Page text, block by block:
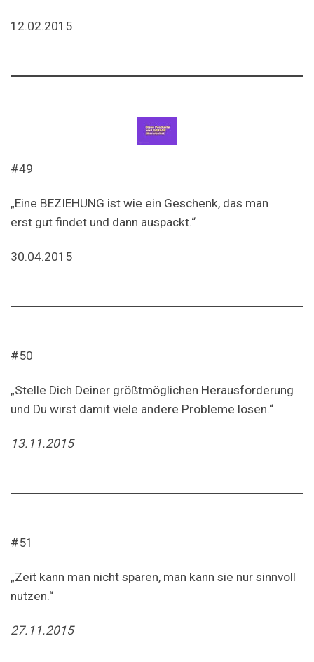
12.02.2015
#49
„Eine BEZIEHUNG ist wie ein Geschenk, das man
erst gut findet und dann auspackt.“
30.04.2015
#50
„Stelle Dich Deiner größtmöglichen Herausforderung
und Du wirst damit viele andere Probleme lösen.“
13.11.2015
#51
„Zeit kann man nicht sparen, man kann sie nur sinnvoll
nutzen.“
27.11.2015